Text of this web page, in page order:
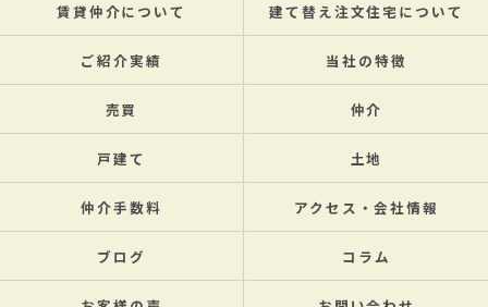
賃貸仲介について 建て替え注文住宅について
ご紹介実績 当社の特徴
売買 仲介
戸建て 土地
仲介手数料 アクセス・会社情報
ブログ コラム